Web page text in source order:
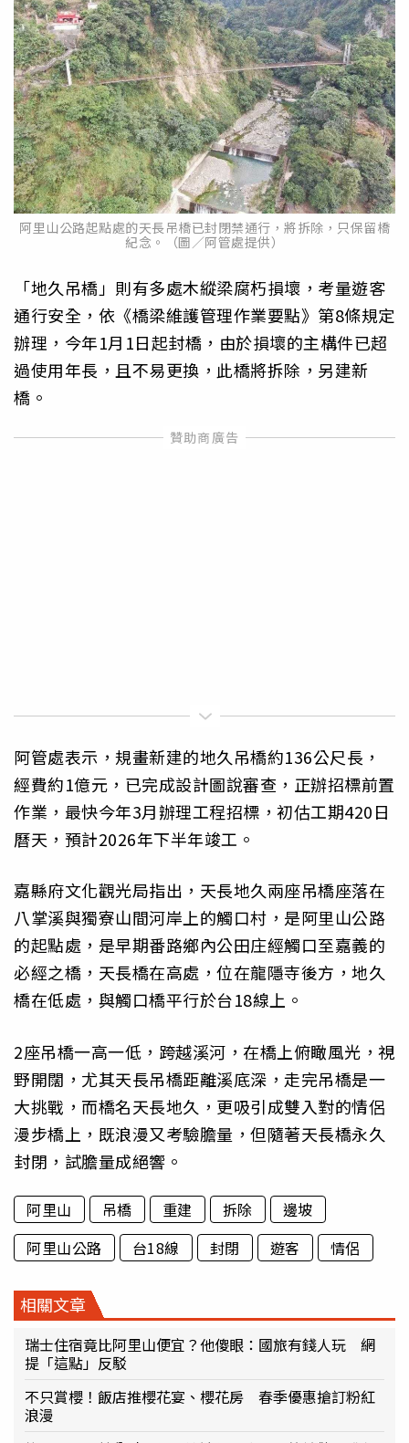
阿里山公路起點處的天長吊橋已封閉禁通行，將拆除，只保留橋
紀念。（圖／阿管處提供）
「地久吊橋」則有多處木縱梁腐朽損壞，考量遊客
通行安全，依《橋梁維護管理作業要點》第8條規定
辦理，今年1月1日起封橋，由於損壞的主構件已超
過使用年長，且不易更換，此橋將拆除，另建新
橋。
阿管處表示，規畫新建的地久吊橋約136公尺長，
經費約1億元，已完成設計圖說審查，正辦招標前置
作業，最快今年3月辦理工程招標，初估工期420日
曆天，預計2026年下半年竣工。
嘉縣府文化觀光局指出，天長地久兩座吊橋座落在
八掌溪與獨寮山間河岸上的觸口村，是阿里山公路
的起點處，是早期番路鄉內公田庄經觸口至嘉義的
必經之橋，天長橋在高處，位在龍隱寺後方，地久
橋在低處，與觸口橋平行於台18線上。
2座吊橋一高一低，跨越溪河，在橋上俯瞰風光，視
野開闊，尤其天長吊橋距離溪底深，走完吊橋是一
大挑戰，而橋名天長地久，更吸引成雙入對的情侶
漫步橋上，既浪漫又考驗膽量，但隨著天長橋永久
封閉，試膽量成絕響。
阿里山 吊橋 重建 拆除
邊坡
阿里山公路
台18線 封閉 遊客 情侶
相關文章
瑞士住宿竟比阿里山便宜？他傻眼：國旅有錢人玩 網
提「這點」反駁
不只賞櫻！飯店推櫻花宴、櫻花房 春季優惠搶訂粉紅
浪漫